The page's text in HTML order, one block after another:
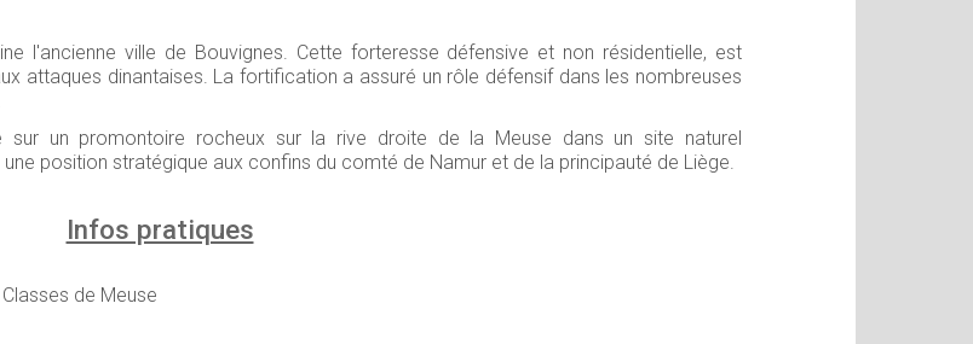
l'ancienne ville de Bouvignes. Cette forteresse défensive et non résidentielle, est
attaques dinantaises. La fortification a assuré un rôle défensif dans les nombreuses
un promontoire rocheux sur la rive droite de la Meuse dans un site naturel
position stratégique aux confins du comté de Namur et de la principauté de Liège.
Infos pratiques
de Meuse